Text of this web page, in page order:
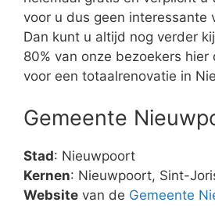
voor u dus geen interessante
Dan kunt u altijd nog verder
80% van onze bezoekers hier
voor een totaalrenovatie in
Gemeente
Stad: Nieuwpoort
Kernen: Nieuwpoort, Sint-
Website van de Gemeente